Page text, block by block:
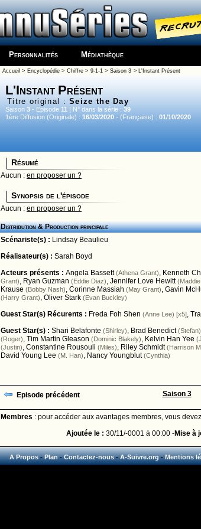
Personnalités Médiathèque
Accueil > Encyclopédie> Chiffre> 9-1-1> Saison 3 > L'Instant Présent
L'Instant Présent
Titre original :Seize the Day
Saison 3 - Episode 11 | N° dans la série : 39
1ère Diffusion (Originale) : 16/03/2020 - (Française) : 01/10/2020
Résumé
Aucun : en proposer un ?
Synopsis de l'épisode
Aucun : en proposer un ?
Distribution & Production principale
Scénariste(s) : Lindsay Beaulieu
Réalisateur(s) : Sarah Boyd
Acteurs présents : Angela Bassett (Athena Grant), Kenneth
Grant), Ryan Guzman (Eddie Diaz), Jennifer Love Hewitt
Krause (Bobby Nash), Corinne Massiah (May Grant), Gavin
(Harry Grant), Oliver Stark (Evan Buckley)
Guest Star(s) Récurents : Freda Foh Shen (Anne Lee) [x5],
Guest Star(s) : Shari Belafonte (Shirley), Brad Benedict (Stefan)
(Roger), Tim Martin Gleason (Dominic Blakely), Kelvin Han Yee
(Justin), Constantine Rousouli (Miles), Riley Schmidt (Harrison
David Young Lee (M. Han), Nancy Youngblut (Cynthia)
Episode précédent Saison 3
Membres : pour accéder aux avantages membres, vous
Ajoutée le : 30/11/-0001 à 00:00 -Mise à
A Propos-Plan-Contactez-nous-A-Suivre.org-Mentions